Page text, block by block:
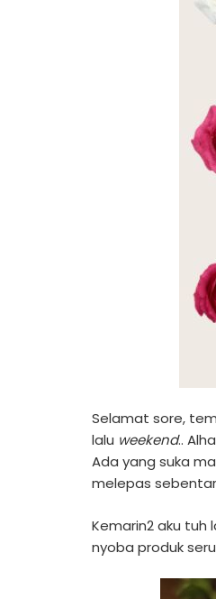
Selamat sore,
lalu weekend..
Ada yang suka
melepas
Kemarin2 aku tuh
nyoba produk